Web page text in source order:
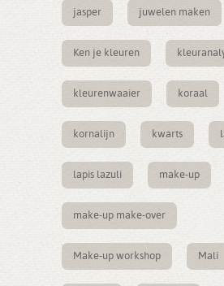
jasper juwelen maken
Ken je kleuren
kleurenwaaier koraal
kornalijn kwarts
lapis lazuli make-up
make-up make-over
Make-up workshop Mali